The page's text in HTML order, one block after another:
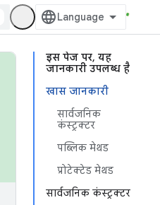
इस पेज पर, यह
जानकारी उपलब्ध है
खास जानकारी
सार्वजनिक
कंस्ट्रक्टर
पब्लिक मेथड
प्रोटेक्टेड मेथड
सार्वजनिक कंस्ट्रक्टर